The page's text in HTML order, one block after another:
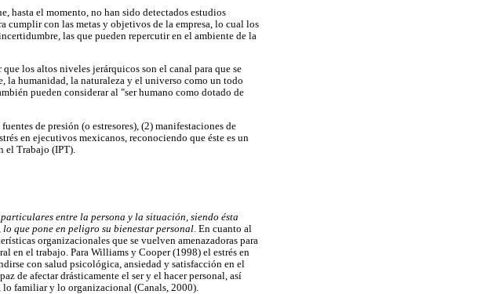
hasta el momento, no han sido detectados estudios
cumplir con las metas y objetivos de la empresa, lo cual los
las que pueden repercutir en el ambiente de la
los altos niveles jerárquicos son el canal para que se
la humanidad, la naturaleza y el universo como un todo
pueden considerar al "ser humano como dotado de
de presión (o estresores), (2) manifestaciones de
en ejecutivos mexicanos, reconociendo que éste es un
el Trabajo (IPT).
entre la persona y la situación, siendo ésta
que pone en peligro su bienestar personal . En cuanto al
organizacionales que se vuelven amenazadoras para
en el trabajo. Para Williams y Cooper (1998) el estrés en
con salud psicológica, ansiedad y satisfacción en el
de afectar drásticamente el ser y el hacer personal, así
familiar y lo organizacional (Canals, 2000).